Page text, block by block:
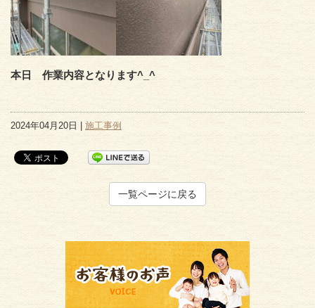
本日 作業内容となります^_^
2024年04月20日 | 施工事例
一覧ページに戻る